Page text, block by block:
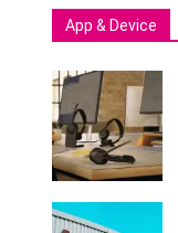
App & Device